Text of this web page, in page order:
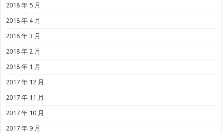
2018 年 5 月
2018 年 4 月
2018 年 3 月
2018 年 2 月
2018 年 1 月
2017 年 12 月
2017 年 11 月
2017 年 10 月
2017 年 9 月